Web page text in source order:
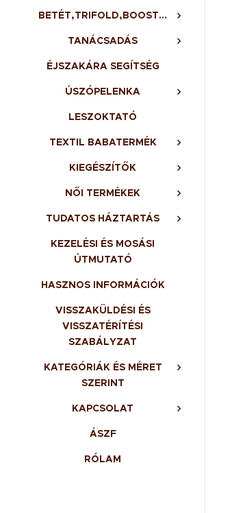
BETÉT,TRIFOLD,BOOSTER,BELSŐ
TANÁCSADÁS
ÉJSZAKÁRA SEGÍTSÉG
ÚSZÓPELENKA
LESZOKTATÓ
TEXTIL BABATERMÉK
KIEGÉSZÍTŐK
NŐI TERMÉKEK
TUDATOS HÁZTARTÁS
KEZELÉSI ÉS MOSÁSI
ÚTMUTATÓ
HASZNOS INFORMÁCIÓK
VISSZAKÜLDÉSI ÉS
VISSZATÉRÍTÉSI
SZABÁLYZAT
KATEGÓRIÁK ÉS MÉRET
SZERINT
KAPCSOLAT
ÁSZF
RÓLAM